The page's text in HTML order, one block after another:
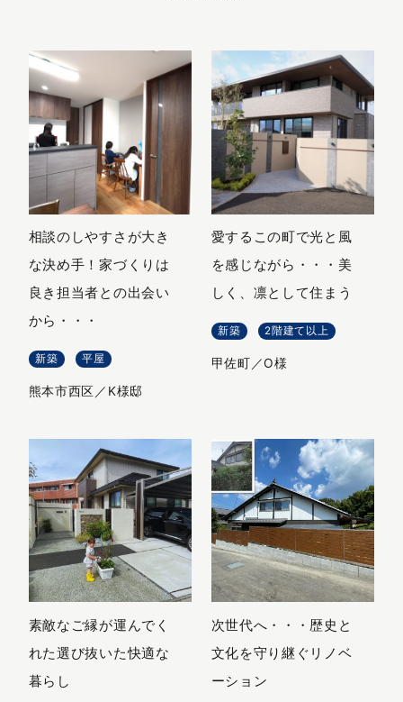
相談のしやすさが大き
な決め手！家づくりは
良き担当者との出会い
から・・・
新築 平屋
熊本市西区／K様邸
愛するこの町で光と風
を感じながら・・・美
しく、凛として住まう
新築 2階建て以上
甲佐町／O様
素敵なご縁が運んでく
れた選び抜いた快適な
暮らし
次世代へ・・・歴史と
文化を守り継ぐリノベ
ーション